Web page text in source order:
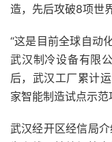
造，先后攻破8项世
“这是目前全球自动
武汉制冷设备有限
后，武汉工厂累计
家智能制造试点示范
武汉经开区经信局